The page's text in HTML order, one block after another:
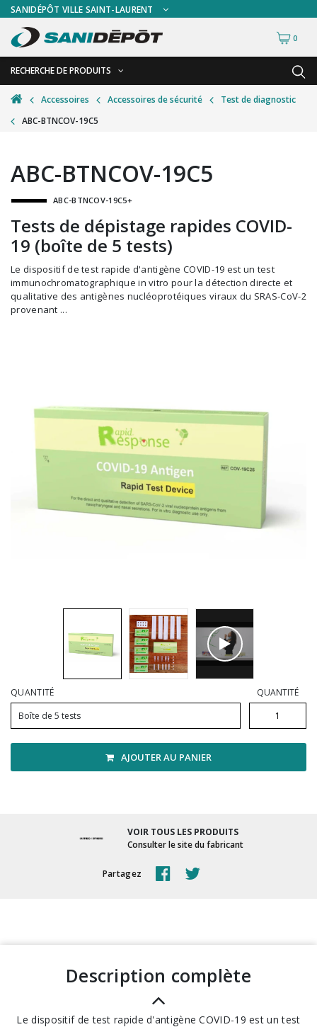
SANIDÉPÔT VILLE SAINT-LAURENT
0
RECHERCHE DE PRODUITS
RETOUR
Accessoires de sécurité
Accessoires pour le lavage de mur
Accessoires pour salles de bain
Alimentaire
Autres accessoires
Balais et porte-poussières
Bouteilles et vaporisateurs
Distributrices et supports
Grattoirs, moutons et racloirs pour vitres/planchers
Guenilles et éponges
Microfibres et linges divers
Vadrouilles, manches et cadres
RETOUR
Gants
Plexiglas
Signalisations
Test de diagnostic
Thermomètre
Vêtements de sécurité
Accessoires Accessoires de sécurité
Test de diagnostic
ABC-BTNCOV-19C5
ABC-BTNCOV-19C5
ABC-BTNCOV-19C5+
Tests de dépistage rapides COVID-
19 (boîte de 5 tests)
Le dispositif de test rapide d'antigène COVID-19 est un test
immunochromatographique in vitro pour la détection directe et
qualitative des antigènes nucléoprotéiques viraux du SRAS-CoV-2
provenant ...
QUANTITÉ
Boîte de 5 tests
QUANTITÉ
AJOUTER AU PANIER
VOIR TOUS LES PRODUITS
Consulter le site du fabricant
Partagez
description complète
Le dispositif de test rapide d'antigène COVID-19 est un test